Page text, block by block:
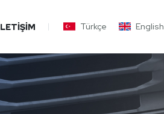
Türkçe English